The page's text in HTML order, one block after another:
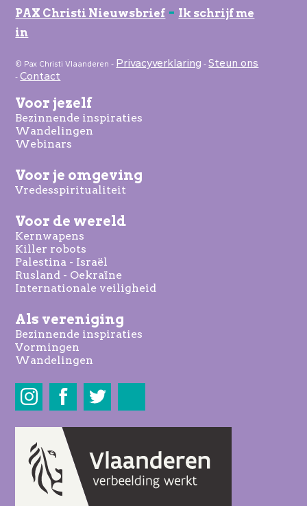
PAX Christi Nieuwsbrief - Ik schrijf me
in
© Pax Christi Vlaanderen - Privacyverklaring -Steun ons
-Contact
Voor jezelf
Bezinnende inspiraties
Wandelingen
Webinars
Voor je omgeving
Vredesspiritualiteit
Voor de wereld
Kernwapens
Killer robots
Palestina - Israël
Rusland - Oekraïne
Internationale veiligheid
Als vereniging
Bezinnende inspiraties
Vormingen
Wandelingen
Share